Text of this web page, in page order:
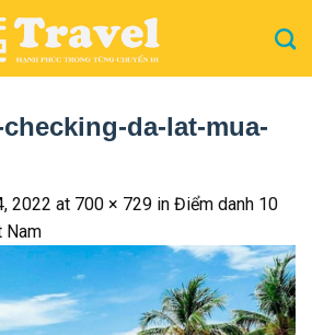
da-lat-mua-
2022 at 700 × 729 in Điểm danh 10
Nam